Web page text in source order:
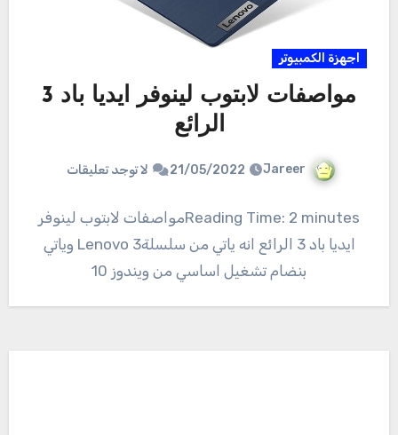
اجهزة الكمبيوتر
مواصفات لابتوب لينوفر ايديا باد 3
الرائع
Jareer
21/05/2022 لا توجد تعليقات
Reading Time: 2 minutesمواصفات لابتوب لينوفر
ايديا باد 3 الرائع انه ياتي من سلسلةLenovo 3 وياتي
بنضام تشغيل اساسي من ويندوز 10